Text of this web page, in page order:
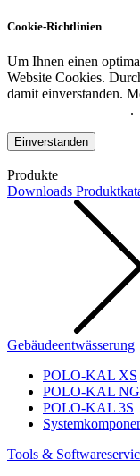
Cookie-Richtlinien
Um Ihnen einen
Website Cookies.
damit einverstanden.
.
Einverstanden
Produkte
Downloads
Gebäudeentwässerung
POLO-KAL XS
POLO-KAL NG
POLO-KAL 3S
Tools &